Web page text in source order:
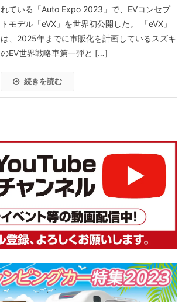
れている「Auto Expo 2023」で、EVコンセプ
トモデル「eVX」を世界初公開した。 「eVX」
は、2025年までに市販化を計画しているスズキ
のEV世界戦略車第一弾と […]
続きを読む